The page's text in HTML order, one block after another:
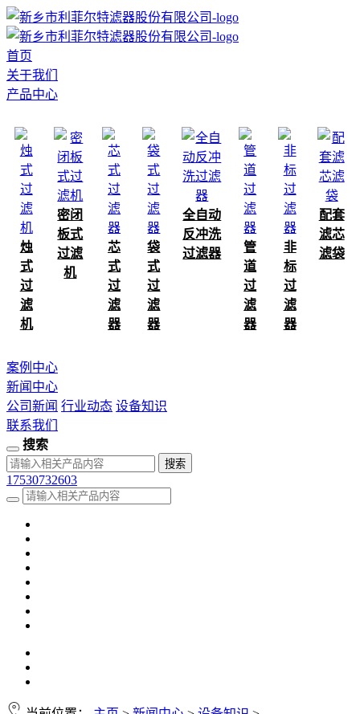
首页
关于我们
产品中心
烛
式
过
滤
机
密闭
板式
过滤
机
芯
式
过
滤
器
袋
式
过
滤
器
全自动
反冲洗
过滤器
管
道
过
滤
器
非
标
过
滤
器
配套
滤芯
滤袋
案例中心
新闻中心
公司新闻 行业动态 设备知识
联系我们
搜索
17530732603